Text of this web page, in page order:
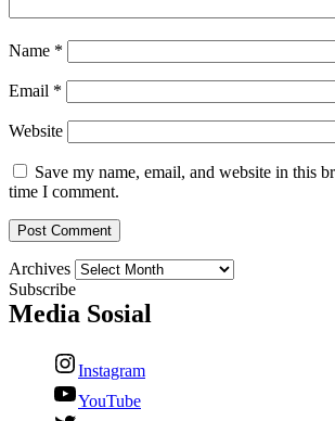
Name *
Email *
Website
Save my name, email, and website in this
time I comment.
Archives
Subscribe
Media Sosial
Instagram
YouTube